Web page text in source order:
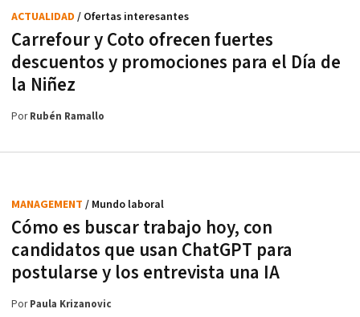
Carrefour y Coto ofrecen fuertes
descuentos y promociones para el Día de
la Niñez
ACTUALIDAD / Ofertas interesantes
PorRubén Ramallo
Cómo es buscar trabajo hoy, con
candidatos que usan ChatGPT para
postularse y los entrevista una IA
MANAGEMENT / Mundo laboral
PorPaula Krizanovic